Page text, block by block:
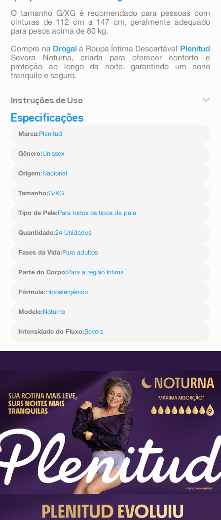
O tamanho G/XG é recomendado para pessoas com
cinturas de 112 cm a 147 cm, geralmente adequado
para pesos acima de 80 kg.
Compre na Drogal a Roupa Íntima Descartável
Plenitud
Severa Noturna, criada para oferecer conforto e
proteção ao longo da noite, garantindo um sono
tranquilo e seguro.
Instruções de Uso
Abra a embalagem e retire uma unidade da Roupa
Vista o produto como uma roupa íntima comum,
corretamente.
e seguro.
de maneira higiênica.
Especificações
Marca: Plenitud
Gênero:Unissex
Origem: Nacional
Tamanho:G/XG
Tipo de Pele: Para todos os tipos de pele
Quantidade:24 Unidades
Fases da Vida: Para adultos
Parte do Corpo: Para a região Intima
Fórmula: Hipoalergênico
Modelo: Noturno
Intensidade do Fluxo:Severa